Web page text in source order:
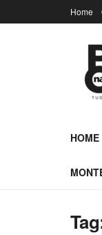
Home
HOME